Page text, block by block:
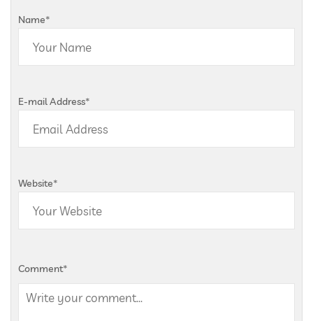
Name*
E-mail Address*
Website*
Comment*